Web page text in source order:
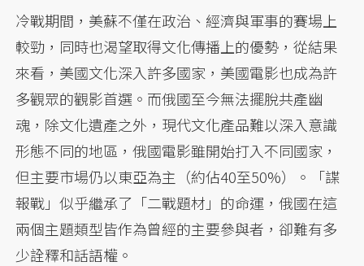
冷戰期間，美蘇不僅在政治、經濟與軍事的賽場上
較勁，同時也渴望取得文化傳播上的優勢，從結果
來看，美國文化深入許多國家，美國電影也成為許
多觀眾的觀影首選。而俄國至今無法擺脫共產幽
魂，除文化遺產之外，現代文化產品難以深入意識
形態不同的地區，俄國電影雖開始打入不同國家，
但主要市場仍以東亞為主（約佔40至50%）。「諜
報戰」似乎繼承了「二戰題材」的命運，俄國在這
兩個主題類型皆作為曾經的主要參與者，卻難有多
少詮釋和話語權。